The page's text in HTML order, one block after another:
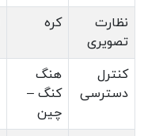
نظارت
تصویری
کره
کنترل
دسترسی
هنگ
کنگ –
چین